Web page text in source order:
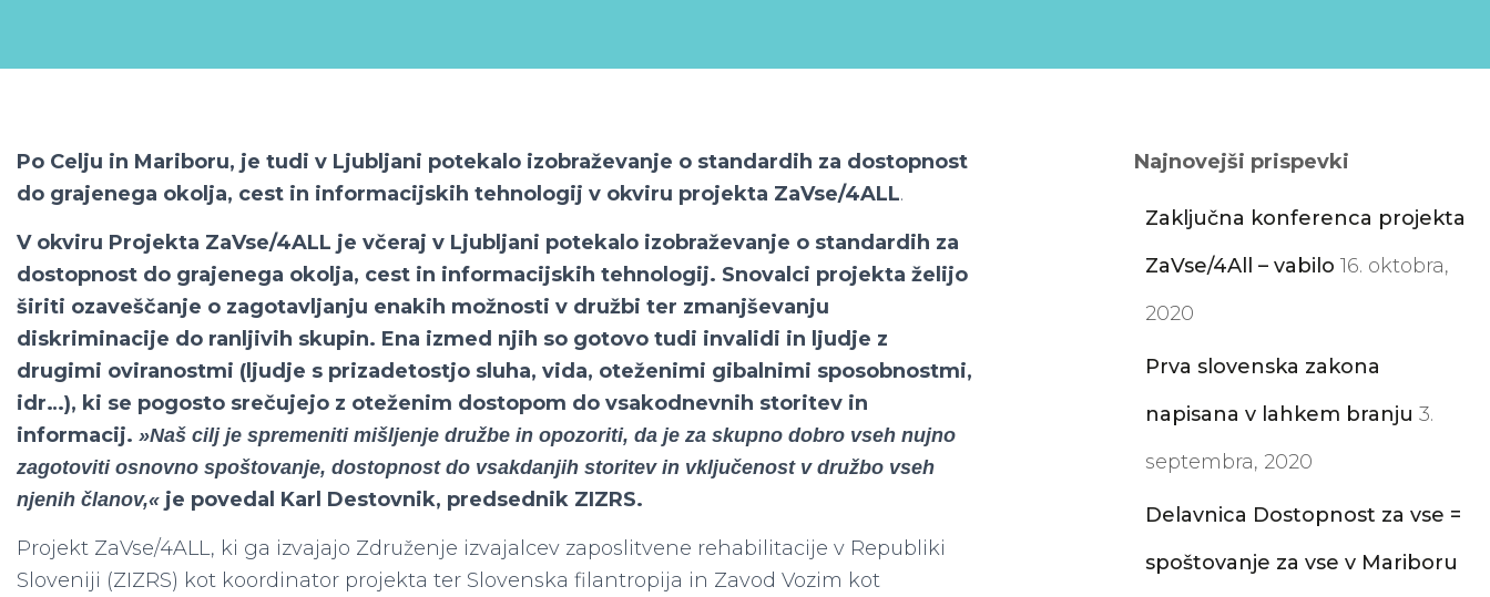
Po Celju in Mariboru, je tudi v Ljubljani potekalo izobraževanje o standardih za dostopnost
do grajenega okolja, cest in informacijskih tehnologij v okviru projekta ZaVse/4ALL.
V okviru Projekta ZaVse/4ALL je včeraj v Ljubljani potekalo izobraževanje o standardih za
dostopnost do grajenega okolja, cest in informacijskih tehnologij. Snovalci projekta želijo
širiti ozaveščanje o zagotavljanju enakih možnosti v družbi ter zmanjševanju
diskriminacije do ranljivih skupin. Ena izmed njih so gotovo tudi invalidi in ljudje z
drugimi oviranostmi (ljudje s prizadetostjo sluha, vida, oteženimi gibalnimi sposobnostmi,
idr…), ki se pogosto srečujejo z oteženim dostopom do vsakodnevnih storitev in
informacij. »Naš cilj je spremeniti mišljenje družbe in opozoriti, da je za skupno dobro vseh nujno
zagotoviti osnovno spoštovanje, dostopnost do vsakdanjih storitev in vključenost v družbo vseh
njenih članov,« je povedal Karl Destovnik, predsednik ZIZRS.
Projekt ZaVse/4ALL, ki ga izvajajo Združenje izvajalcev zaposlitvene rehabilitacije v Republiki
Sloveniji (ZIZRS) kot koordinator projekta ter Slovenska filantropija in Zavod Vozim kot
Najnovejši prispevki
Zaključna konferenca projekta
ZaVse/4All – vabilo 16. oktobra,
2020
Prva slovenska zakona
napisana v lahkem branju 3.
septembra, 2020
Delavnica Dostopnost za vse =
spoštovanje za vse v Mariboru